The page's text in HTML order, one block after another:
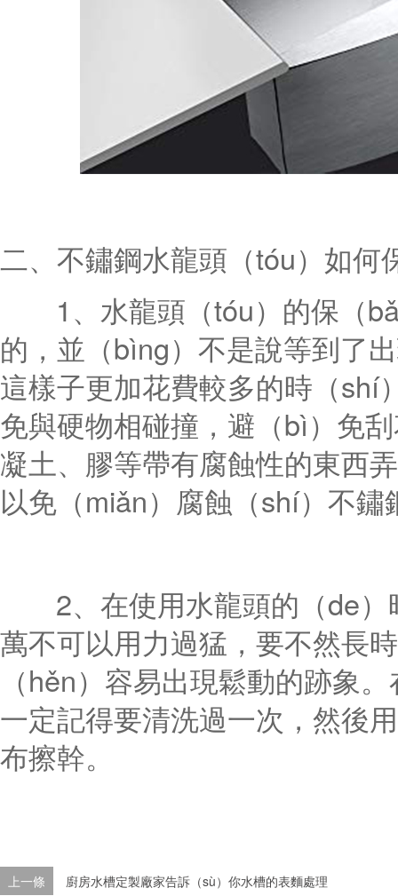
二、不鏽鋼水龍頭（tóu）如何
1、水龍頭（tóu）的保（
的，並（bìng）不是說等到了
這樣子更加花費較多的時（shí
免與硬物相碰撞，避（bì）免
凝土、膠等帶有腐蝕性的東西
以免（miǎn）腐蝕（shí）不
2、在使用水龍頭的（de）
萬不可以用力過猛，要不然長
（hěn）容易出現鬆動的跡象
一定記得要清洗過一次，然後
布擦幹。
上一條
廚房水槽定製廠家告訴（sù）你水槽的表麵處理